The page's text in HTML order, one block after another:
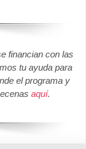
financian con las
tu ayuda para
el programa y
aquí.